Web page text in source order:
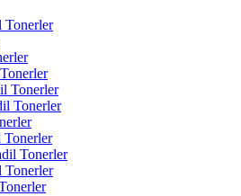
Tonerler
Tonerler
Tonerler
Tonerler
Tonerler